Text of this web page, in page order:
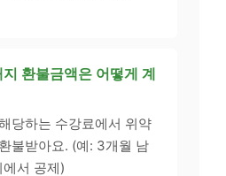
환불금액은 어떻게 계
당하는 수강료에서 위약
불받아요. (예: 3개월 남
서 공제)